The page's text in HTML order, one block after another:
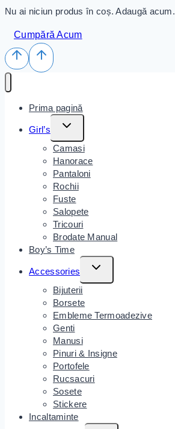
Nu ai niciun produs în coș. Adaugă acum.
Cumpără Acum
Prima pagină
Girl’s
Toggle
Child
Menu
Camasi
Hanorace
Pantaloni
Rochii
Fuste
Salopete
Tricouri
Brodate Manual
Boy’s Time
Accessories
Toggle
Child
Bijuterii
Borsete
Embleme Termoadezive
Genti
Manusi
Pinuri & Insigne
Portofele
Rucsacuri
Sosete
Stickere
Incaltaminte